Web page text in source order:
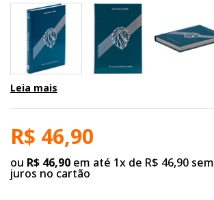
Leia mais
R$ 46,90
ou R$ 46,90 em até 1x de R$ 46,90 sem
juros no cartão